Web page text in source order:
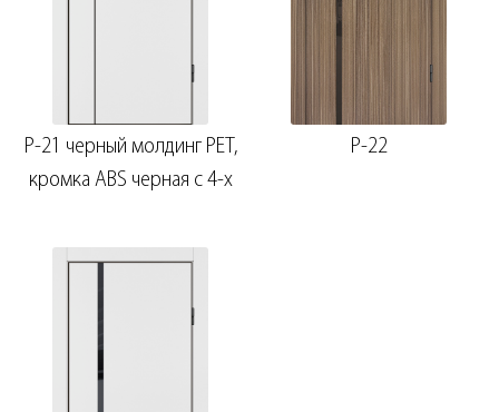
P-21 черный молдинг PET,
кромка ABS черная c 4-х
P-22